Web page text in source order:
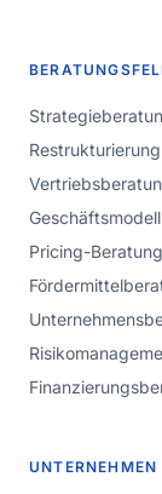
Restrukturierung
Pricing-Beratung
UNTERNEHMEN